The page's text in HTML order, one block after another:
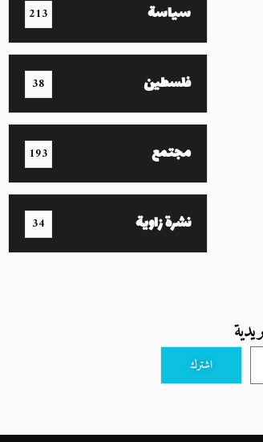
سياسة 213
فلسطين 38
مجتمع 193
نشرة زاوية 34
اشترك